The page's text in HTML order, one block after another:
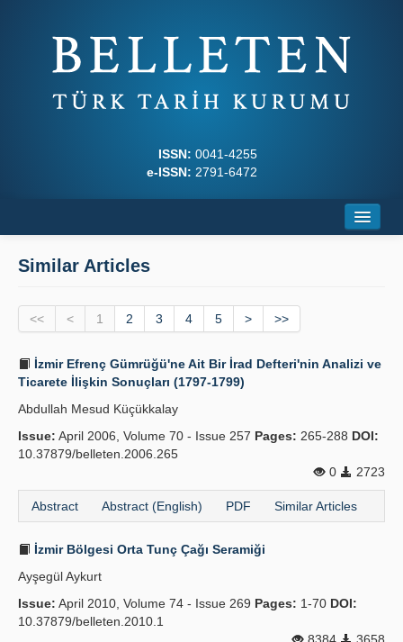
ISSN: 0041-4255
e-ISSN: 2791-6472
Journal Boards
Writing Rules
Principles
Guidelines
Contact Us
Similar Articles
<< < 1 2 3 4 5 > >>
İzmir Efrenç Gümrüğü'ne Ait Bir İrad Defteri'nin Analizi ve
Ticarete İlişkin Sonuçları (1797-1799)
Abdullah Mesud Küçükkalay
Issue: April 2006, Volume 70 - Issue 257 Pages: 265-288 DOI:
10.37879/belleten.2006.265
0
2723
Abstract Abstract (English) PDF Similar Articles
İzmir Bölgesi Orta Tunç Çağı Seramiği
Ayşegül Aykurt
Issue: April 2010, Volume 74 - Issue 269 Pages: 1-70 DOI:
10.37879/belleten.2010.1